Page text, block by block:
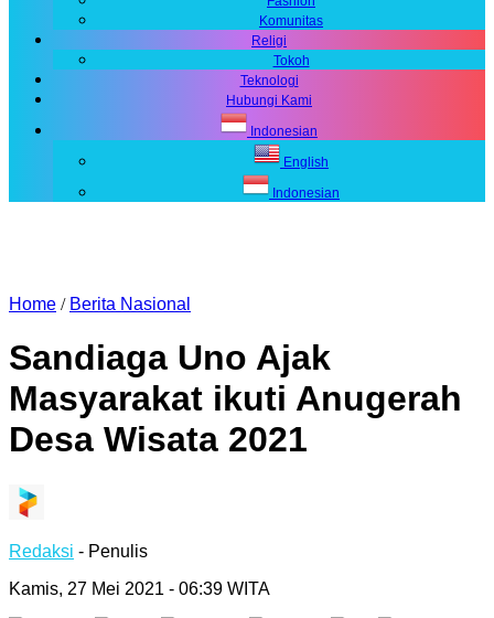
Komunitas
Religi
Tokoh
Teknologi
Hubungi Kami
Indonesian
English
Indonesian
Home / Berita Nasional
Sandiaga Uno Ajak
Masyarakat ikuti Anugerah
Desa Wisata 2021
Redaksi - Penulis
Kamis, 27 Mei 2021 - 06:39 WITA